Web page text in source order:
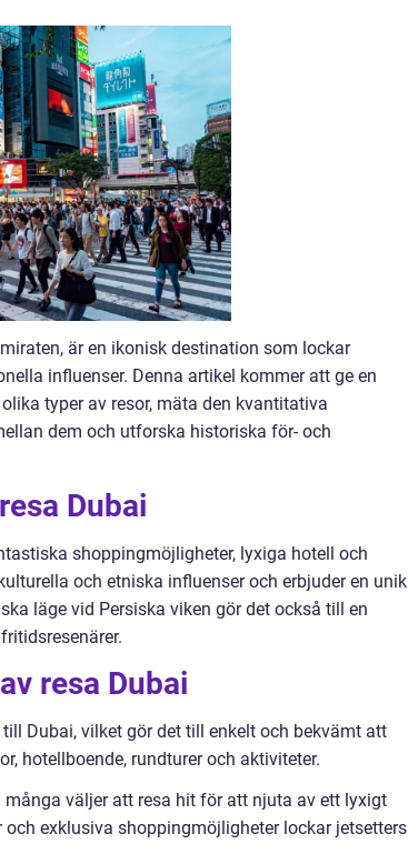
är en ikonisk destination som lockar
influenser. Denna artikel kommer att ge en
typer av resor, mäta den kvantitativa
dem och utforska historiska för- och
Dubai
shoppingmöjligheter, lyxiga hotell och
och etniska influenser och erbjuder en unik
läge vid Persiska viken gör det också till en
resa Dubai
Dubai, vilket gör det till enkelt och bekvämt att
hotellboende, rundturer och aktiviteter.
väljer att resa hit för att njuta av ett lyxigt
exklusiva shoppingmöjligheter lockar jetsetters